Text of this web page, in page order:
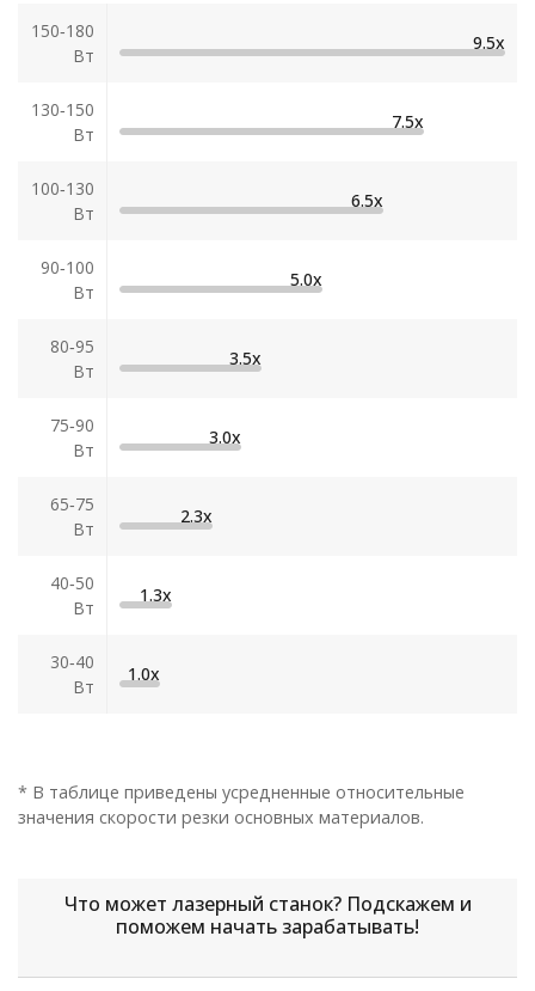
150‑180
Вт
9.5х
130‑150
Вт
7.5х
100‑130
Вт
6.5х
90‑100
Вт
5.0х
80‑95
Вт
3.5х
75‑90
Вт
3.0х
65‑75
Вт
2.3х
40‑50
Вт
1.3х
30‑40
Вт
1.0х
* В таблице приведены усредненные относительные
значения скорости резки основных материалов.
Что может лазерный станок? Подскажем и
поможем начать зарабатывать!